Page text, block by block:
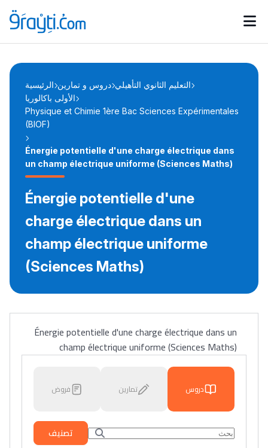
Catégories
d'actualités
Annonces bourses
الرئيسية دروس و تمارين التعليم الثانوي التأهيلي
الأولى باكالوريا
Physique et Chimie 1ère Bac Sciences Expérimentales
(BIOF)
Énergie potentielle d'une charge électrique dans
un champ électrique uniforme (Sciences Maths)
Énergie potentielle d'une
charge électrique dans un
champ électrique uniforme
(Sciences Maths)
Énergie potentielle d'une charge électrique dans un
champ électrique uniforme (Sciences Maths)
دروس تمارين فروض
تصنيف